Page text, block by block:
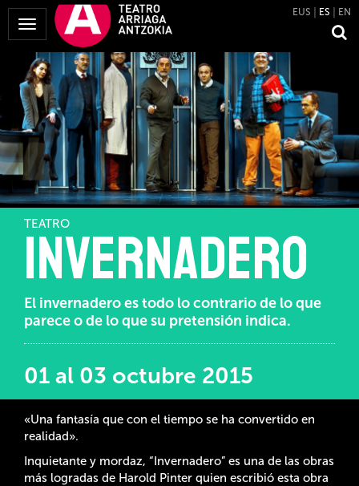
Mostrar
Menú
EUS ES EN
TEATRO
Invernadero
El invernadero es todo lo contrario de lo que
parece o de lo que su pretensión indica.
01 al 03 octubre 2015
«Una fantasía que con el tiempo se ha convertido en
realidad».
Inquietante y mordaz, “Invernadero” es una de las obras
más logradas de Harold Pinter quien escribió esta obra